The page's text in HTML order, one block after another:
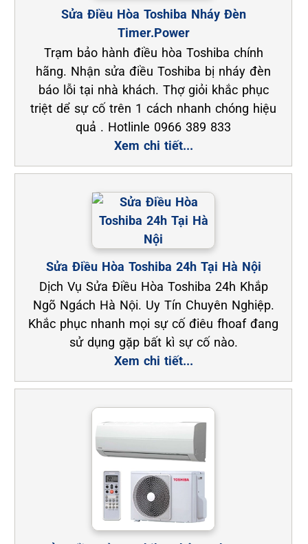
Sửa Điều Hòa Toshiba Nháy Đèn
Timer.Power
Trạm bảo hành điều hòa Toshiba chính
hãng. Nhận sửa điều Toshiba bị nháy đèn
báo lỗi tại nhà khách. Thợ giỏi khắc phục
triệt dể sự cố trên 1 cách nhanh chóng hiệu
quả . Hotlinle 0966 389 833
Xem chi tiết...
Sửa Điều Hòa Toshiba 24h Tại Hà Nội
Dịch Vụ Sửa Điều Hòa Toshiba 24h Khắp
Ngõ Ngách Hà Nội. Uy Tín Chuyên Nghiệp.
Khắc phục nhanh mọi sự cố điêu fhoaf đang
sử dụng gặp bất kì sự cố nào.
Xem chi tiết...